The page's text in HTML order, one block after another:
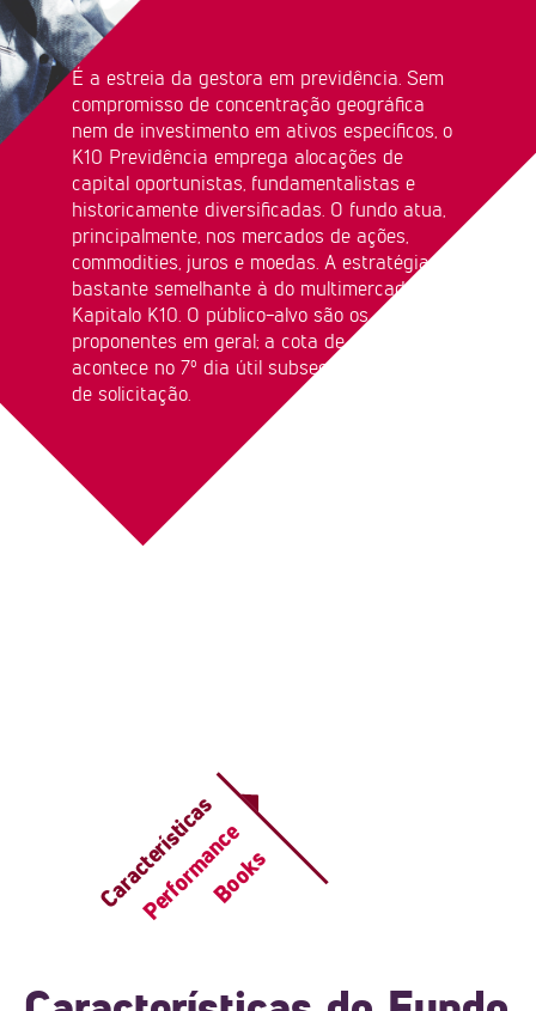
É a estreia da gestora em previdência. Sem
compromisso de concentração geográfica
nem de investimento em ativos específicos, o
K10 Previdência emprega alocações de
capital oportunistas, fundamentalistas e
historicamente diversificadas. O fundo atua,
principalmente, nos mercados de ações,
commodities, juros e moedas. A estratégia é
bastante semelhante à do multimercado
Kapitalo K10. O público-alvo são os
proponentes em geral; a cota de resgate
acontece no 7º dia útil subsequente à data
de solicitação.
Características
Performance
Books